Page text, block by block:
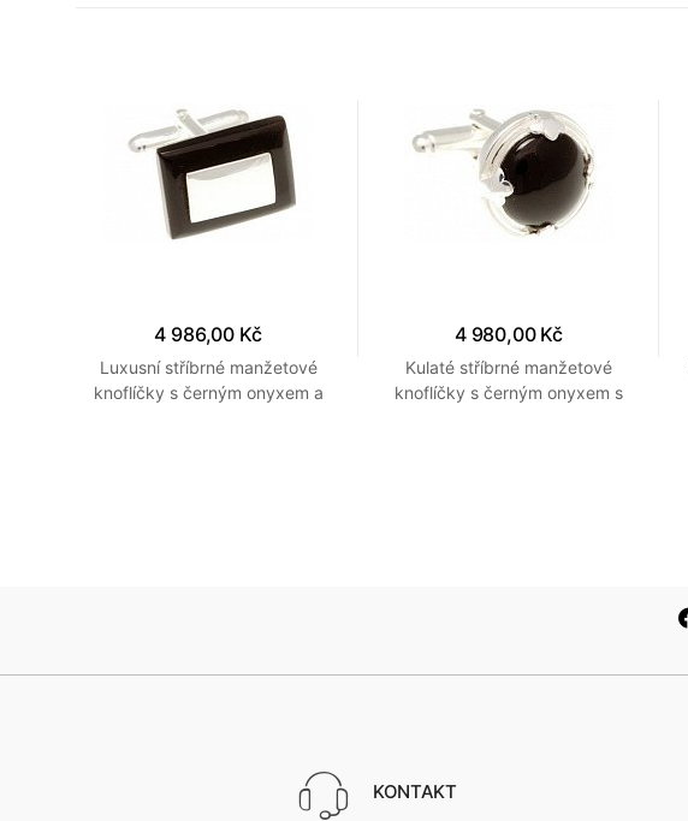
4 986,00 Kč
Luxusní stříbrné manžetové
knoflíčky s černým onyxem a
4 980,00 Kč
Kulaté stříbrné manžetové
knoflíčky s černým onyxem s
KONTAKT